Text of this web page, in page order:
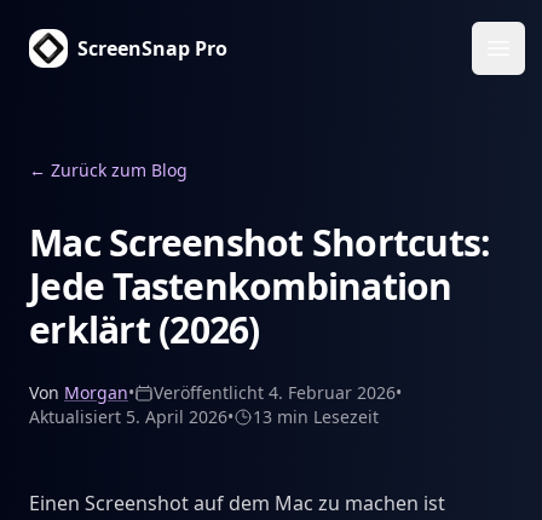
ScreenSnap Pro
← Zurück zum Blog
Mac Screenshot Shortcuts:
Jede Tastenkombination
erklärt (2026)
Von Morgan• Veröffentlicht 4. Februar 2026•
Aktualisiert 5. April 2026• 13 min Lesezeit
Einen Screenshot auf dem Mac zu machen ist